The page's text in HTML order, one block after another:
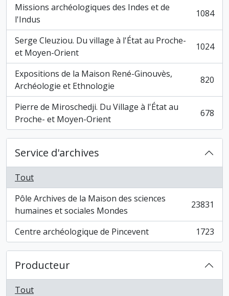
Missions archéologiques des Indes et de
l'Indus
, 1084 résultats 1084
Serge Cleuziou. Du village à l'État au Proche-
et Moyen-Orient
, 1024 résultats 1024
Expositions de la Maison René-Ginouvès,
Archéologie et Ethnologie
, 820 résultats 820
Pierre de Miroschedji. Du Village à l'État au
Proche- et Moyen-Orient
, 678 résultats 678
Service d'archives
Tout
Pôle Archives de la Maison des sciences
humaines et sociales Mondes
, 23831 résultats 23831
Centre archéologique de Pincevent
, 1723 résultats 1723
Producteur
Tout